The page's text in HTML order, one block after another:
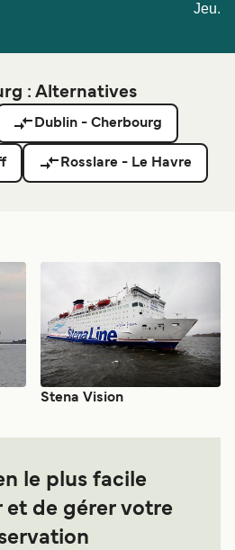
Jeu.
: Alternatives
Dublin - Cherbourg
Rosslare - Le Havre
Stena Vision
le plus facile
et de gérer votre